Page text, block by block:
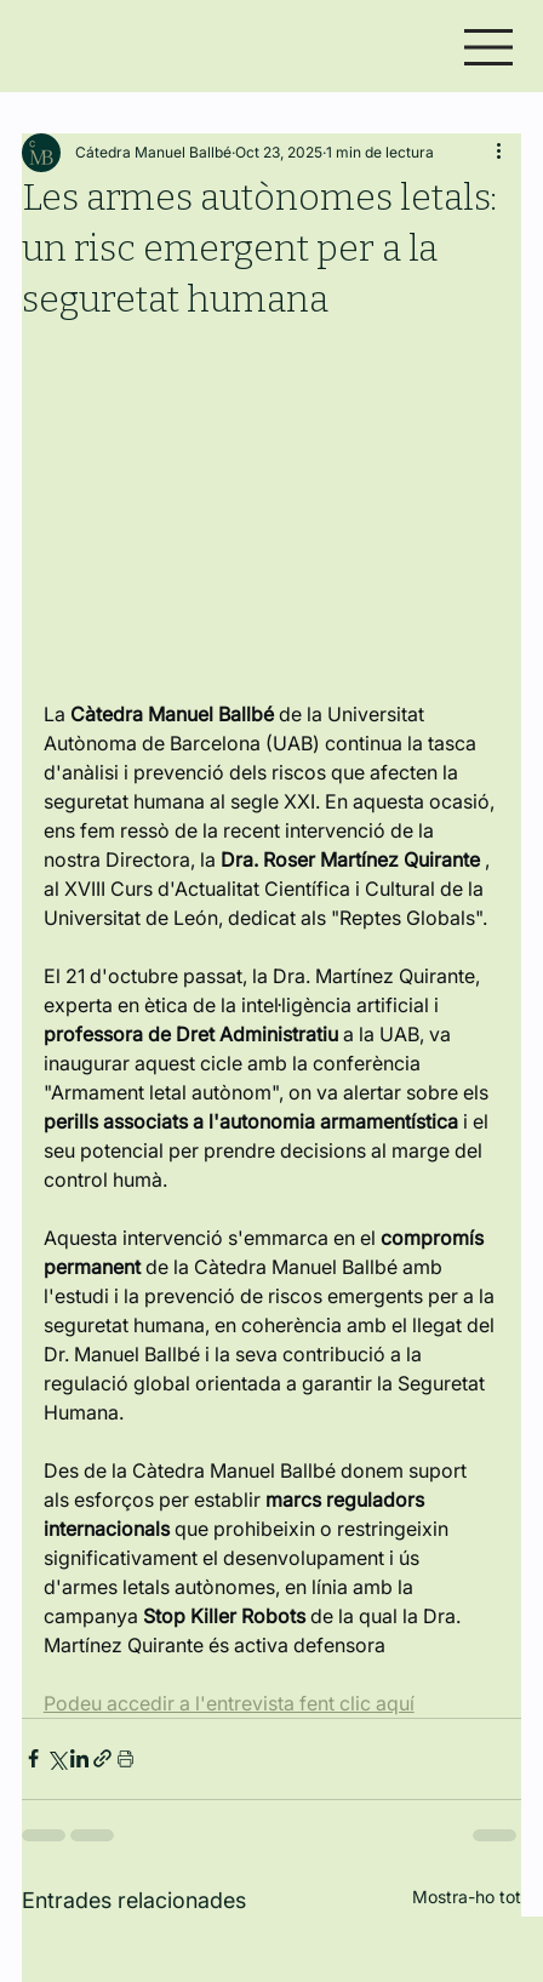
Les armes autònomes letals:
un risc emergent per a la
seguretat humana
Cátedra Manuel Ballbé Oct 23, 2025 1 min de lectura
La Càtedra Manuel Ballbé de la Universitat
Autònoma de Barcelona (UAB) continua la tasca
d'anàlisi i prevenció dels riscos que afecten la
seguretat humana al segle XXI. En aquesta ocasió,
ens fem ressò de la recent intervenció de la
nostra Directora, la Dra. Roser Martínez Quirante ,
al XVIII Curs d'Actualitat Científica i Cultural de la
Universitat de León, dedicat als "Reptes Globals".
El 21 d'octubre passat, la Dra. Martínez Quirante,
experta en ètica de la intel·ligència artificial i
professora de Dret Administratiu a la UAB, va
inaugurar aquest cicle amb la conferència
"Armament letal autònom", on va alertar sobre els
perills associats a l'autonomia armamentística i el
seu potencial per prendre decisions al marge del
control humà.
Aquesta intervenció s'emmarca en el compromís
permanent de la Càtedra Manuel Ballbé amb
l'estudi i la prevenció de riscos emergents per a la
seguretat humana, en coherència amb el llegat del
Dr. Manuel Ballbé i la seva contribució a la
regulació global orientada a garantir la Seguretat
Humana.
Des de la Càtedra Manuel Ballbé donem suport
als esforços per establir marcs reguladors
internacionals que prohibeixin o restringeixin
significativament el desenvolupament i ús
d'armes letals autònomes, en línia amb la
campanya Stop Killer Robots de la qual la Dra.
Martínez Quirante és activa defensora
Podeu accedir a l'entrevista fent clic aquí
Entrades relacionades Mostra-ho tot